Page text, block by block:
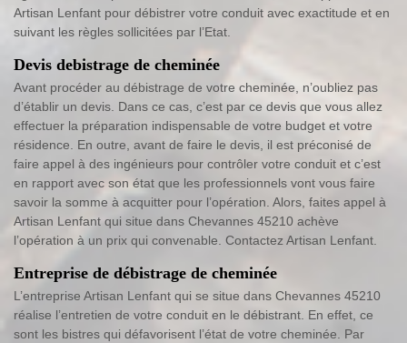
Artisan Lenfant pour débistrer votre conduit avec exactitude et en
suivant les règles sollicitées par l’Etat.
Devis debistrage de cheminée
Avant procéder au débistrage de votre cheminée, n’oubliez pas
d’établir un devis. Dans ce cas, c’est par ce devis que vous allez
effectuer la préparation indispensable de votre budget et votre
résidence. En outre, avant de faire le devis, il est préconisé de
faire appel à des ingénieurs pour contrôler votre conduit et c’est
en rapport avec son état que les professionnels vont vous faire
savoir la somme à acquitter pour l’opération. Alors, faites appel à
Artisan Lenfant qui situe dans Chevannes 45210 achève
l’opération à un prix qui convenable. Contactez Artisan Lenfant.
Entreprise de débistrage de cheminée
L’entreprise Artisan Lenfant qui se situe dans Chevannes 45210
réalise l’entretien de votre conduit en le débistrant. En effet, ce
sont les bistres qui défavorisent l’état de votre cheminée. Par